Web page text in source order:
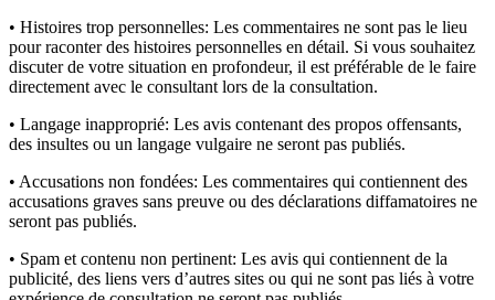
• Histoires trop personnelles: Les commentaires ne sont pas le lieu
pour raconter des histoires personnelles en détail. Si vous souhaitez
discuter de votre situation en profondeur, il est préférable de le faire
directement avec le consultant lors de la consultation.
• Langage inapproprié: Les avis contenant des propos offensants,
des insultes ou un langage vulgaire ne seront pas publiés.
• Accusations non fondées: Les commentaires qui contiennent des
accusations graves sans preuve ou des déclarations diffamatoires ne
seront pas publiés.
• Spam et contenu non pertinent: Les avis qui contiennent de la
publicité, des liens vers d’autres sites ou qui ne sont pas liés à votre